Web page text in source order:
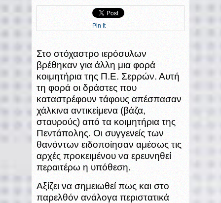
Pin It
Στο στόχαστρο ιερόσυλων
βρέθηκαν για άλλη μια φορά
κοιμητήρια της Π.Ε. Σερρών. Αυτή
τη φορά οι δράστες που
καταστρέφουν τάφους απέσπασαν
χάλκινα αντικείμενα (βάζα,
σταυρούς) από τα κοιμητήρια της
Πεντάπολης. Οι συγγενείς των
θανόντων ειδοποίησαν αμέσως τις
αρχές προκειμένου να ερευνηθεί
περαιτέρω η υπόθεση.
Αξίζει να σημειωθεί πως και στο
παρελθόν ανάλογα περιστατικά